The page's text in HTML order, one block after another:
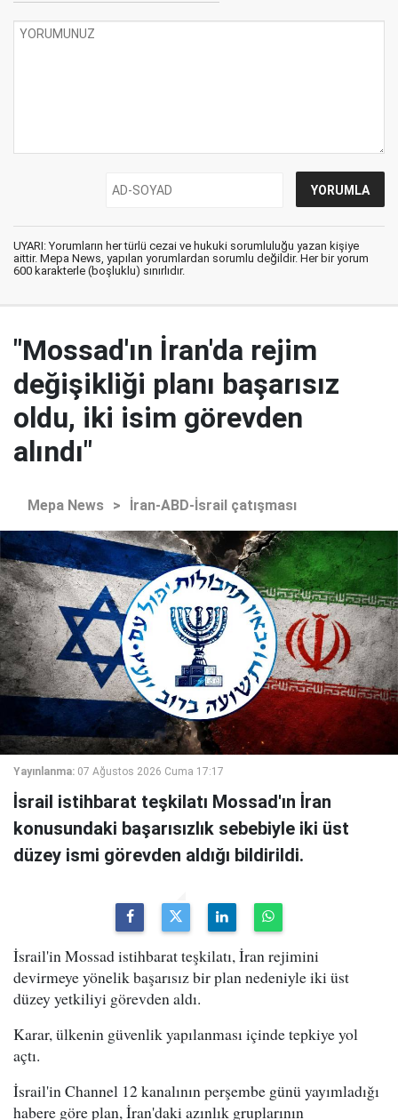
UYARI: Yorumların her türlü cezai ve hukuki sorumluluğu yazan kişiye
aittir. Mepa News, yapılan yorumlardan sorumlu değildir. Her bir yorum
600 karakterle (boşluklu) sınırlıdır.
"Mossad'ın İran'da rejim
değişikliği planı başarısız
oldu, iki isim görevden
alındı"
Mepa News > İran-ABD-İsrail çatışması
Yayınlanma: 07 Ağustos 2026 Cuma 17:17
İsrail istihbarat teşkilatı Mossad'ın İran
konusundaki başarısızlık sebebiyle iki üst
düzey ismi görevden aldığı bildirildi.
İsrail'in Mossad istihbarat teşkilatı, İran rejimini
devirmeye yönelik başarısız bir plan nedeniyle iki üst
düzey yetkiliyi görevden aldı.
Karar, ülkenin güvenlik yapılanması içinde tepkiye yol
açtı.
İsrail'in Channel 12 kanalının perşembe günü yayımladığı
habere göre plan, İran'daki azınlık gruplarının